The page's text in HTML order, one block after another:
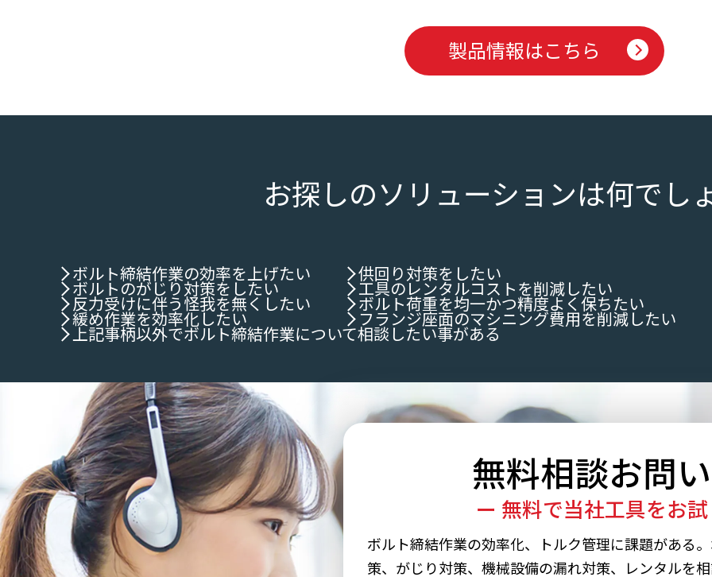
製品情報はこちら
お探しのソリューションは何でし
ボルト締結作業の効率を上げたい 供回り対策をしたい
ボルトのがじり対策をしたい 工具のレンタルコストを削減したい
反力受けに伴う怪我を無くしたい ボルト荷重を均一かつ精度よく保ちたい
緩め作業を効率化したい フランジ座面のマシニング費用を削減したい
上記事柄以外でボルト締結作業について相談したい事がある
無料相談お問
ー 無料で当社工具をお
ボルト締結作業の効率化、トルク管理に課題がある
策、がじり対策、機械設備の漏れ対策、レンタルを